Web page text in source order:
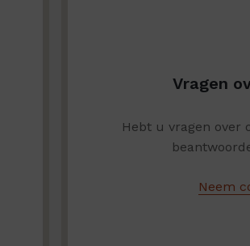
Vragen
Hebt u vragen over
Neem